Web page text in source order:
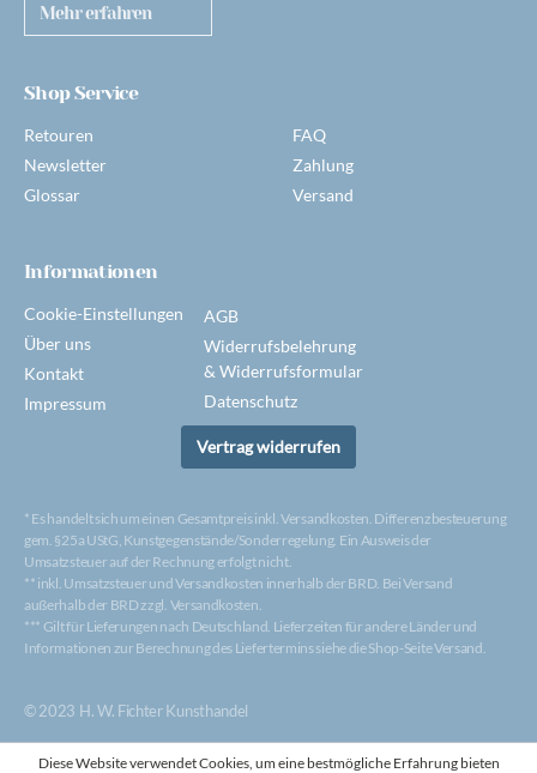
Mehr erfahren
Shop Service
Retouren
Newsletter
Glossar
FAQ
Zahlung
Versand
Informationen
Cookie-Einstellungen
Über uns
Kontakt
Impressum
AGB
Widerrufsbelehrung
& Widerrufsformular
Datenschutz
Vertrag widerrufen
© 2023 H. W. Fichter Kunsthandel
* Es handelt sich um einen Gesamtpreis inkl. Versandkosten. Differenzbesteuerung
gem. §25a UStG, Kunstgegenstände/Sonderregelung. Ein Ausweis der
Umsatzsteuer auf der Rechnung erfolgt nicht.
** inkl. Umsatzsteuer und Versandkosten innerhalb der BRD. Bei Versand
außerhalb der BRD zzgl. Versandkosten.
*** Gilt für Lieferungen nach Deutschland. Lieferzeiten für andere Länder und
Informationen zur Berechnung des Liefertermins siehe die Shop-Seite Versand.
Diese Website verwendet Cookies, um eine bestmögliche Erfahrung bieten